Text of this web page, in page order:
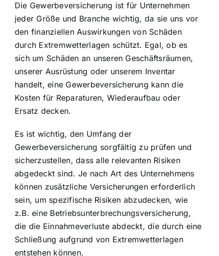
Die Gewerbeversicherung ist für Unternehmen
jeder Größe und Branche wichtig, da sie uns vor
den finanziellen Auswirkungen von Schäden
durch Extremwetterlagen schützt. Egal, ob es
sich um Schäden an unseren Geschäftsräumen,
unserer Ausrüstung oder unserem Inventar
handelt, eine Gewerbeversicherung kann die
Kosten für Reparaturen, Wiederaufbau oder
Ersatz decken.
Es ist wichtig, den Umfang der
Gewerbeversicherung sorgfältig zu prüfen und
sicherzustellen, dass alle relevanten Risiken
abgedeckt sind. Je nach Art des Unternehmens
können zusätzliche Versicherungen erforderlich
sein, um spezifische Risiken abzudecken, wie
z.B. eine Betriebsunterbrechungsversicherung,
die die Einnahmeverluste abdeckt, die durch eine
Schließung aufgrund von Extremwetterlagen
entstehen können.